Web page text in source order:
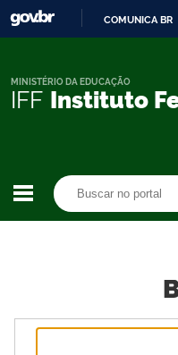
COMUNICA BR
IFF Instituto
MINISTÉRIO DA EDUCAÇÃO